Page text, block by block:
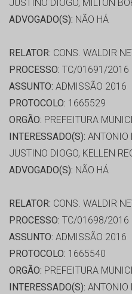
JUSTINO DIOGO, MILTON
ADVOGADO(S): NÃO HÁ
RELATOR: CONS. WALDIR
PROCESSO: TC/01691/2016
ASSUNTO: ADMISSÃO 2016
PROTOCOLO: 1665529
ORGÃO: PREFEITURA
INTERESSADO(S): ANTONIO
JUSTINO DIOGO, KELLEN
ADVOGADO(S): NÃO HÁ
RELATOR: CONS. WALDIR
PROCESSO: TC/01698/2016
ASSUNTO: ADMISSÃO 2016
PROTOCOLO: 1665540
ORGÃO: PREFEITURA
INTERESSADO(S): ANTONIO